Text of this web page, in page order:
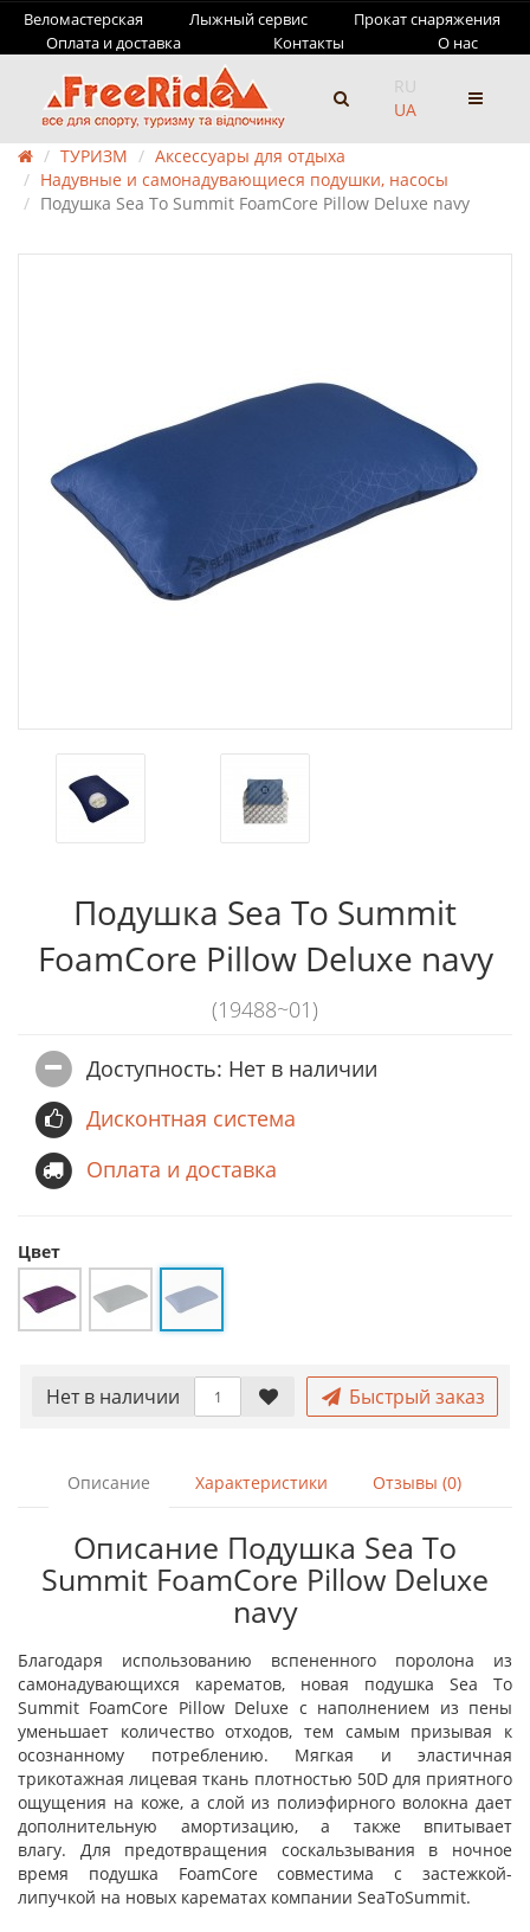
Веломастерская Лыжный сервис
Прокат снаряжения
Оплата и доставка
Контакты О нас
RU
UA
ТУРИЗМ
Аксессуары для отдыха
Надувные и самонадувающиеся подушки, насосы
Подушка Sea To Summit FoamCore Pillow Deluxe navy
Подушка Sea To Summit
FoamCore Pillow Deluxe navy
(19488~01)
Доступность: Нет в наличии
Дисконтная система
Оплата и доставка
Цвет
Нет в наличии Быстрый заказ
Описание Характеристики Отзывы (0)
Описание Подушка Sea To
Summit FoamCore Pillow Deluxe
navy
Благодаря использованию вспененного поролона из
самонадувающихся карематов, новая подушка Sea To
Summit FoamCore Pillow Deluxe с наполнением из пены
уменьшает количество отходов, тем самым призывая к
осознанному потреблению. Мягкая и эластичная
трикотажная лицевая ткань плотностью 50D для приятного
ощущения на коже, а слой из полиэфирного волокна дает
дополнительную амортизацию, а также впитывает
влагу. Для предотвращения соскальзывания в ночное
время подушка FoamCore совместима с застежкой-
липучкой на новых карематах компании SeaToSummit.